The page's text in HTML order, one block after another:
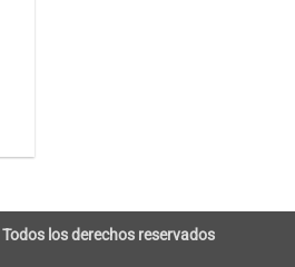
Todos los derechos reservados